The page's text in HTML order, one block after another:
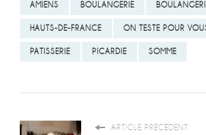
AMIENS BOULANGERIE
HAUTS-DE-FRANCE ON TESTE POUR
PATISSERIE PICARDIE SOMME
ARTICLE PRÉCÉDENT